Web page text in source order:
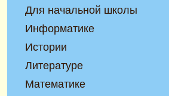
Для начальной школы
Информатике
Истории
Литературе
Математике